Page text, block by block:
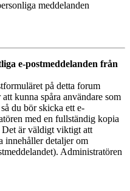
meddelanden
e-postmeddelanden från
på detta forum
kunna spåra användare som
du bör skicka ett e-
med en fullständig kopia
Det är väldigt viktigt att
innehåller detaljer om
Administratören